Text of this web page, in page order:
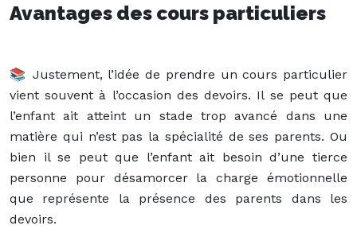
Avantages des cours particuliers
📚 Justement, l’idée de prendre un cours particulier
vient souvent à l’occasion des devoirs. Il se peut que
l’enfant ait atteint un stade trop avancé dans une
matière qui n’est pas la spécialité de ses parents. Ou
bien il se peut que l’enfant ait besoin d’une tierce
personne pour désamorcer la charge émotionnelle
que représente la présence des parents dans les
devoirs.